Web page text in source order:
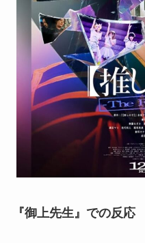
『御上先生』での反応